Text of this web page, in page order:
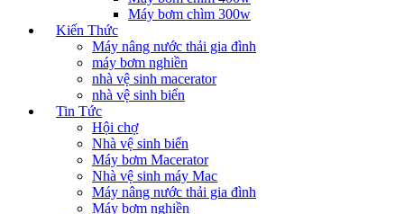
Máy bơm chìm 300w
Kiến Thức
Máy nâng nước thải gia đình
máy bơm nghiền
nhà vệ sinh macerator
nhà vệ sinh biển
Tin Tức
Hội chợ
Nhà vệ sinh biển
Máy bơm Macerator
Nhà vệ sinh máy Mac
Máy nâng nước thải gia đình
Máy bơm nghiền